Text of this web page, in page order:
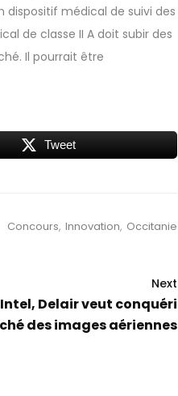
dispositif médical de suivi des
de classe II A doit subir des
Il pourrait être
Tweet
Concours, Innovation, Occitanie
Next
Delair veut conquéri
des images aériennes